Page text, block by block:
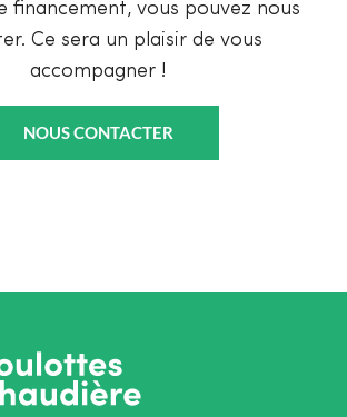
financement, vous pouvez nous
Ce sera un plaisir de vous
accompagner !
NOUS CONTACTER